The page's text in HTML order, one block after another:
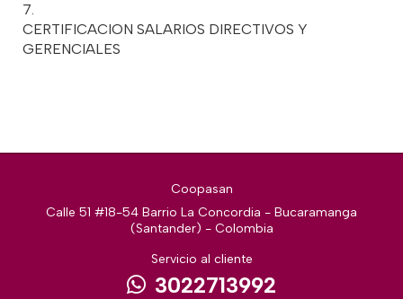
7.
CERTIFICACION SALARIOS DIRECTIVOS Y
GERENCIALES
Coopasan
Calle 51 #18-54 Barrio La Concordia - Bucaramanga
(Santander) - Colombia
Servicio al cliente
3022713992